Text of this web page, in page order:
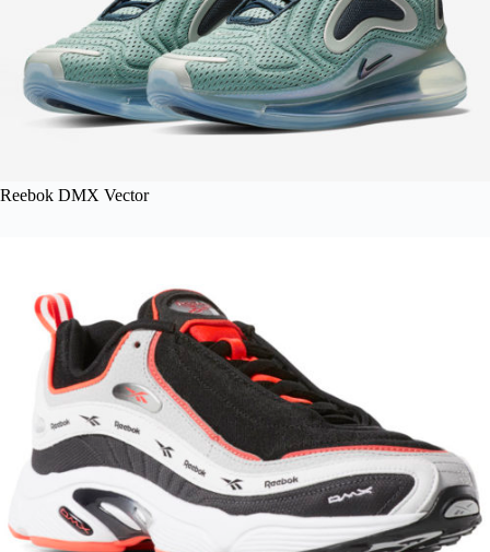
Reebok DMX Vector